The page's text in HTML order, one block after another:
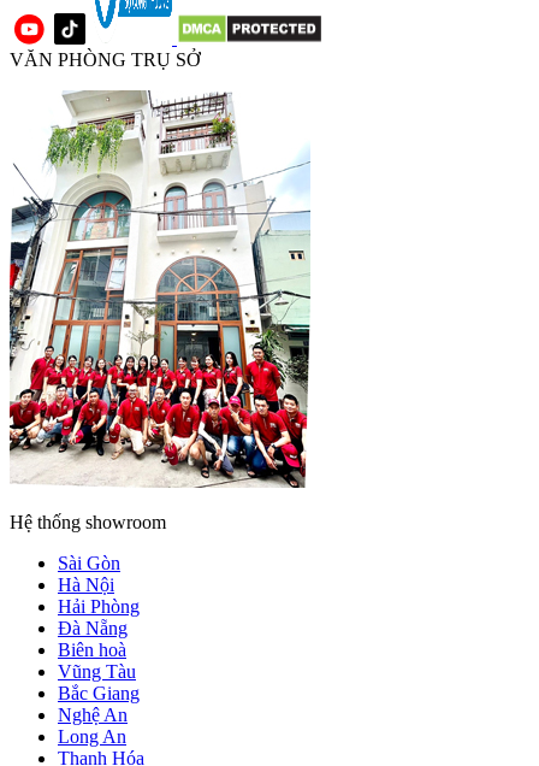
VĂN PHÒNG TRỤ SỞ
Hệ thống showroom
Sài Gòn
Hà Nội
Hải Phòng
Đà Nẵng
Biên hoà
Vũng Tàu
Bắc Giang
Nghệ An
Long An
Thanh Hóa